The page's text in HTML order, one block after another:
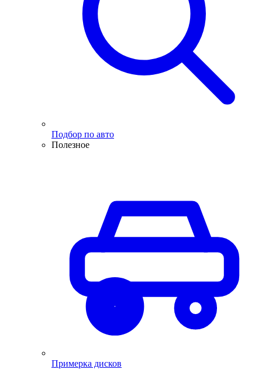
Подбор по авто
Полезное
Примерка дисков